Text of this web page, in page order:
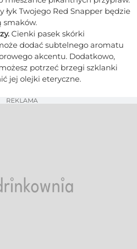
łyk Twojego Red Snapper będzie
smaków.
Cienki pasek skórki
dodać subtelnego aromatu
akcentu. Dodatkowo,
potrzeć brzegi szklanki
jej olejki eteryczne.
REKLAMA